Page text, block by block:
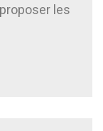
les